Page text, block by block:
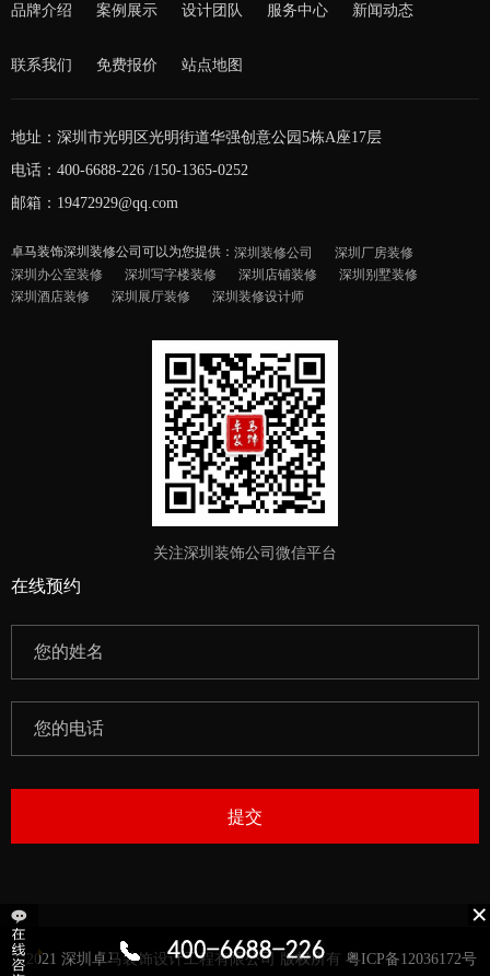
品牌介绍 案例展示 设计团队 服务中心 新闻动态
联系我们 免费报价 站点地图
地址：深圳市光明区光明街道华强创意公园5栋A座17层
电话：400-6688-226 /150-1365-0252
邮箱：19472929@qq.com
卓马装饰深圳装修公司可以为您提供： 深圳装修公司
深圳厂房装修
深圳办公室装修
深圳写字楼装修 深圳店铺装修
深圳别墅装修
深圳酒店装修
深圳展厅装修 深圳装修设计师
关注深圳装饰公司微信平台
在线预约
提交
©2021 深圳卓马装饰设计工程有限公司 版权所有 粤ICP备12036172号